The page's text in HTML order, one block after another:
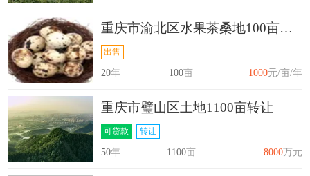
重庆市渝北区水果茶桑地100亩出售
出售
20年 1000元/亩/年
100亩
重庆市璧山区土地1100亩转让
可贷款 转让
50年 8000万元
1100亩